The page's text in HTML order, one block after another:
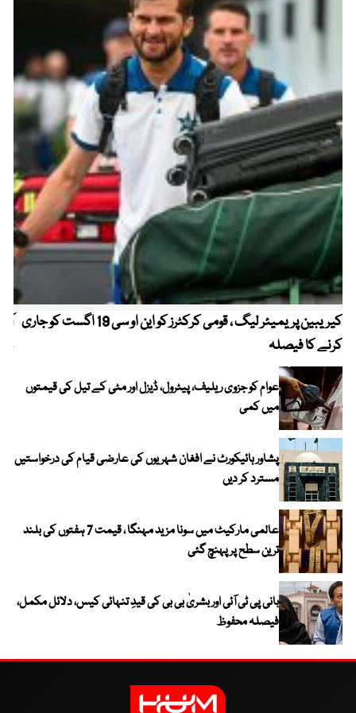
کیریبین پریمیئر لیگ ، قومی کرکٹرز کو این او سی 19 اگست کو جاری
کرنے کا فیصلہ
عوام کو جزوی ریلیف، پیٹرول، ڈیزل اور مٹی کے تیل کی قیمتوں
میں کمی
پشاور ہائیکورٹ نے افغان شہریوں کی عارضی قیام کی درخواستیں
مسترد کر دیں
عالمی مارکیٹ میں سونا مزید مہنگا ، قیمت 7 ہفتوں کی بلند
ترین سطح پر پہنچ گئی
بانی پی ٹی آئی اور بشریٰ بی بی کی قیدِ تنہائی کیس، دلائل مکمل،
فیصلہ محفوظ